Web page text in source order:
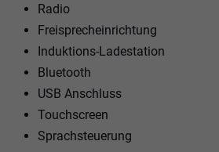
Radio
Freisprecheinrichtung
Induktions-Ladestation
Bluetooth
USB Anschluss
Touchscreen
Sprachsteuerung